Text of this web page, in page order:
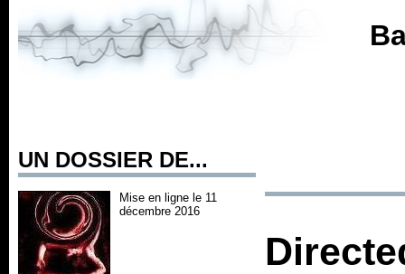
UN DOSSIER DE...
Mise en ligne le 11
décembre 2016